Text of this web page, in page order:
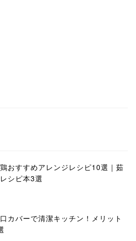
おすすめアレンジレシピ10選｜茹
シピ本3選
カバーで清潔キッチン！メリット